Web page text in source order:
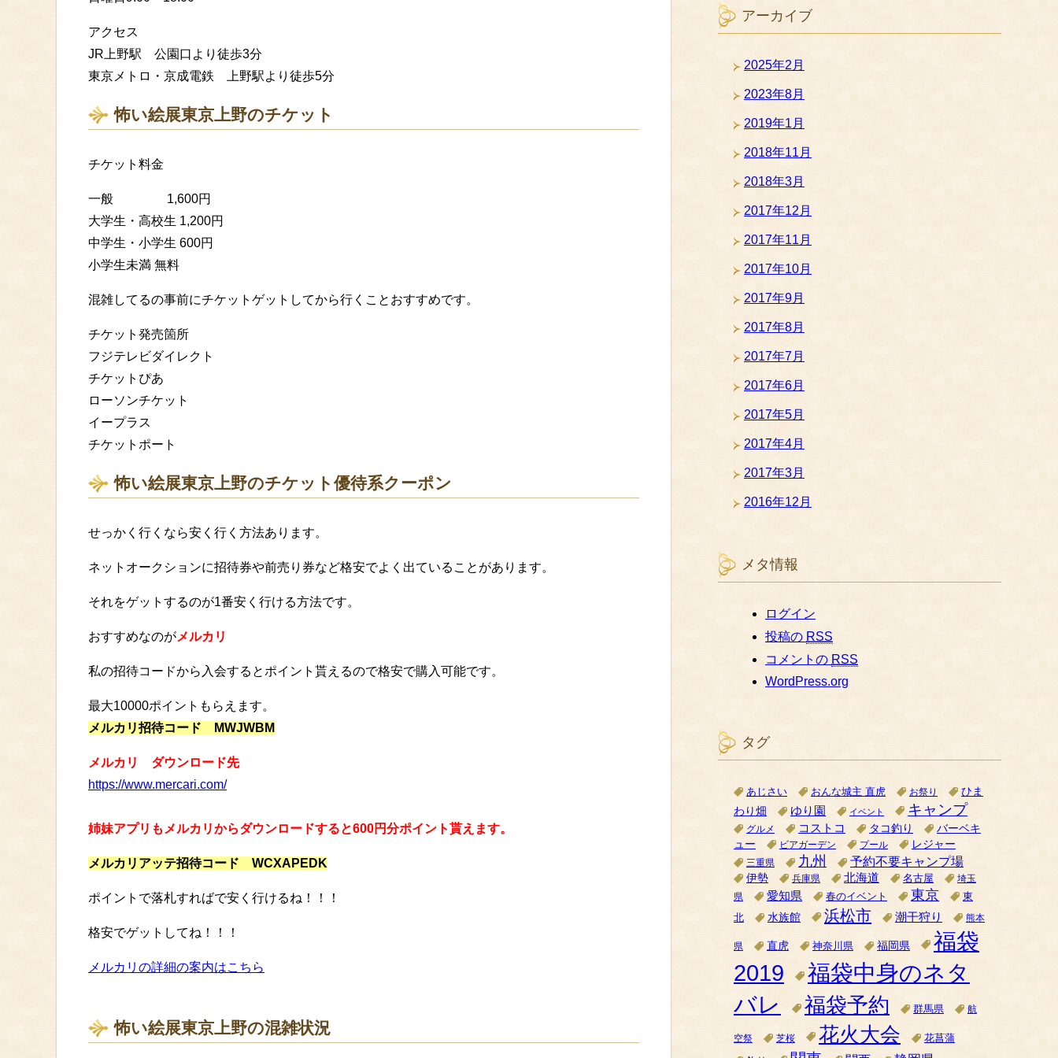
アクセス
JR上野駅 公園口より徒歩3分
東京メトロ・京成電鉄 上野駅より徒歩5分
怖い絵展東京上野のチケット
チケット料金
一般 1,600円
大学生・高校生 1,200円
中学生・小学生 600円
小学生未満 無料
混雑してるの事前にチケットゲットしてから行くことおすすめです。
チケット発売箇所
フジテレビダイレクト
チケットぴあ
ローソンチケット
イープラス
チケットポート
怖い絵展東京上野のチケット優待系クーポン
せっかく行くなら安く行く方法あります。
ネットオークションに招待券や前売り券など格安でよく出ていることがあります。
それをゲットするのが1番安く行ける方法です。
おすすめなのがメルカリ
私の招待コードから入会するとポイント貰えるので格安で購入可能です。
最大10000ポイントもらえます。
メルカリ招待コード MWJWBM
メルカリ ダウンロード先
https://www.mercari.com/
姉妹アプリもメルカリからダウンロードすると600円分ポイント貰えます。
メルカリアッテ招待コード WCXAPEDK
ポイントで落札すればで安く行けるね！！！
格安でゲットしてね！！！
メルカリの詳細の案内はこちら
怖い絵展東京上野の混雑状況
アーカイブ
2025年2月
2023年8月
2019年1月
2018年11月
2018年3月
2017年12月
2017年11月
2017年10月
2017年9月
2017年8月
2017年7月
2017年6月
2017年5月
2017年4月
2017年3月
2016年12月
メタ情報
ログイン
投稿の RSS
コメントの RSS
WordPress.org
タグ
あじさい おんな城主 直虎 お祭り
ひま
わり畑
ゆり園 イベント キャンプ
グルメ コストコ タコ釣り
バーベキ
ュー
ビアガーデン プール レジャー
三重県 九州 予約不要キャンプ場
伊勢 兵庫県 北海道 名古屋
埼玉
県
愛知県 春のイベント 東京
東
北
水族館 浜松市 潮干狩り 熊本
県 直虎 神奈川県 福岡県
福袋
2019
福袋中身のネタ
バレ
福袋予約 群馬県 航
空祭 芝桜 花火大会 花菖蒲